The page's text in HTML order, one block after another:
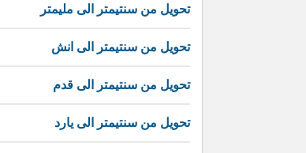
تحويل من سنتيمتر الى مليمتر
تحويل من سنتيمتر الى انش
تحويل من سنتيمتر الى قدم
تحويل من سنتيمتر الى يارد